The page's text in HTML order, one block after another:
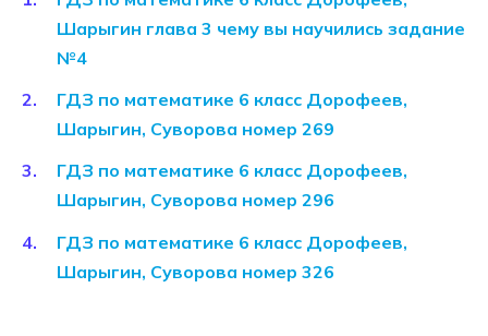
Шарыгин глава 3 чему вы научились задание
№4
ГДЗ по математике 6 класс Дорофеев,
Шарыгин, Суворова номер 269
ГДЗ по математике 6 класс Дорофеев,
Шарыгин, Суворова номер 296
ГДЗ по математике 6 класс Дорофеев,
Шарыгин, Суворова номер 326